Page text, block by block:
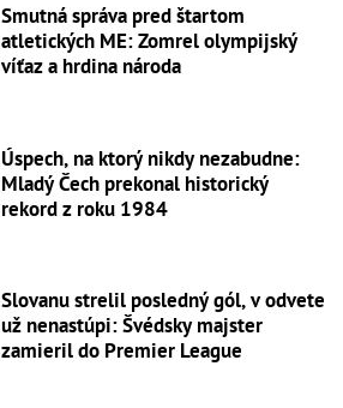
Smutná správa pred štartom
atletických ME: Zomrel olympijský
víťaz a hrdina národa
Úspech, na ktorý nikdy nezabudne:
Mladý Čech prekonal historický
rekord z roku 1984
Slovanu strelil posledný gól, v odvete
už nenastúpi: Švédsky majster
zamieril do Premier League